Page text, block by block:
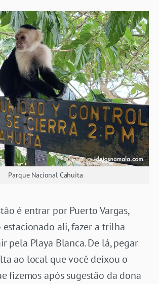
Parque Nacional Cahuita
é entrar por Puerto Vargas,
ali, fazer a trilha
pela Playa Blanca. De lá, pegar
ao local que você deixou o
fizemos após sugestão da dona